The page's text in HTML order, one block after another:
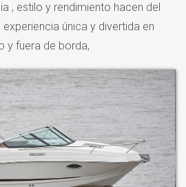
, estilo y rendimiento hacen del
única y divertida en
y fuera de borda,